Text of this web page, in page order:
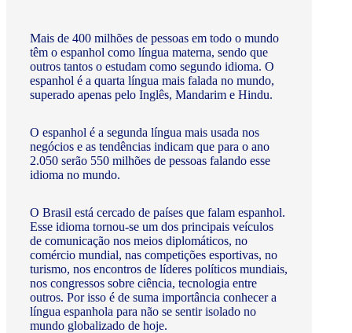
Mais de 400 milhões de pessoas em todo o mundo
têm o espanhol como língua materna, sendo que
outros tantos o estudam como segundo idioma. O
espanhol é a quarta língua mais falada no mundo,
superado apenas pelo Inglês, Mandarim e Hindu.
O espanhol é a segunda língua mais usada nos
negócios e as tendências indicam que para o ano
2.050 serão 550 milhões de pessoas falando esse
idioma no mundo.
O Brasil está cercado de países que falam espanhol.
Esse idioma tornou-se um dos principais veículos
de comunicação nos meios diplomáticos, no
comércio mundial, nas competições esportivas, no
turismo, nos encontros de líderes políticos mundiais,
nos congressos sobre ciência, tecnologia entre
outros. Por isso é de suma importância conhecer a
língua espanhola para não se sentir isolado no
mundo globalizado de hoje.